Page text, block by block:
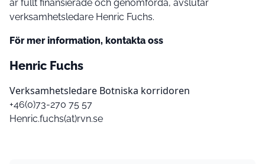
är fullt finansierade och genomförda, avslutar
verksamhetsledare Henric Fuchs.
För mer information, kontakta oss
Henric Fuchs
Verksamhetsledare Botniska korridoren
+46(0)‭73-270 75 57‬
Henric.fuchs(at)rvn.se